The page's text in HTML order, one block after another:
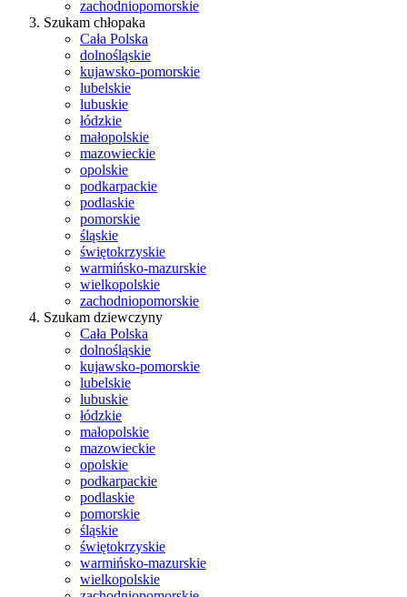
zachodniopomorskie
Szukam chłopaka
Cała Polska
dolnośląskie
kujawsko-pomorskie
lubelskie
lubuskie
łódzkie
małopolskie
mazowieckie
opolskie
podkarpackie
podlaskie
pomorskie
śląskie
świętokrzyskie
warmińsko-mazurskie
wielkopolskie
zachodniopomorskie
Szukam dziewczyny
Cała Polska
dolnośląskie
kujawsko-pomorskie
lubelskie
lubuskie
łódzkie
małopolskie
mazowieckie
opolskie
podkarpackie
podlaskie
pomorskie
śląskie
świętokrzyskie
warmińsko-mazurskie
wielkopolskie